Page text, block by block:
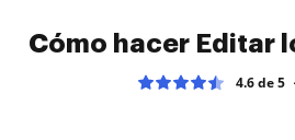
Cómo hacer Editar
4.6 de 5